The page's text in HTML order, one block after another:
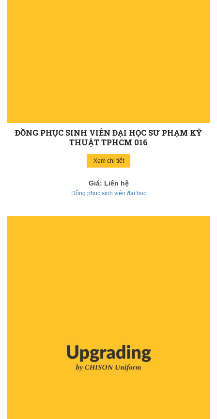
ĐỒNG PHỤC SINH VIÊN ĐẠI HỌC SƯ PHẠM KỸ
THUẬT TPHCM 016
Xem chi tiết
Giá: Liên hệ
Đồng phục sinh viên đại học